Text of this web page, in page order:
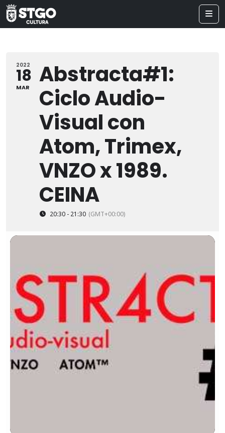
2022
18
MAR
Abstracta#1:
Ciclo Audio-
Visual con
Atom, Trimex,
VNZO x 1989.
CEINA
20:30 - 21:30 (GMT+00:00)